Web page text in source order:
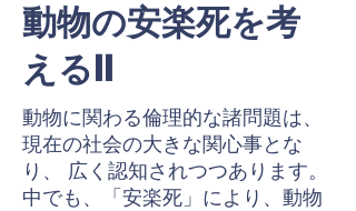
動物の安楽死を考
えるII
動物に関わる倫理的な諸問題は、
現在の社会の大きな関心事とな
り、 広く認知されつつあります。
中でも、「安楽死」により、動物